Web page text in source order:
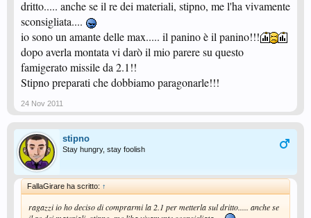
dritto..... anche se il re dei materiali, stipno, me l'ha vivamente
sconsigliata....
io sono un amante delle max..... il panino è il panino!!!
dopo averla montata vi darò il mio parere su questo
famigerato missile da 2.1!!
Stipno preparati che dobbiamo paragonarle!!!
24 Nov 2011
stipno
Stay hungry, stay foolish
FallaGirare ha scritto: ↑
ragazzi io ho deciso di comprarmi la 2.1 per metterla sul dritto..... anche se